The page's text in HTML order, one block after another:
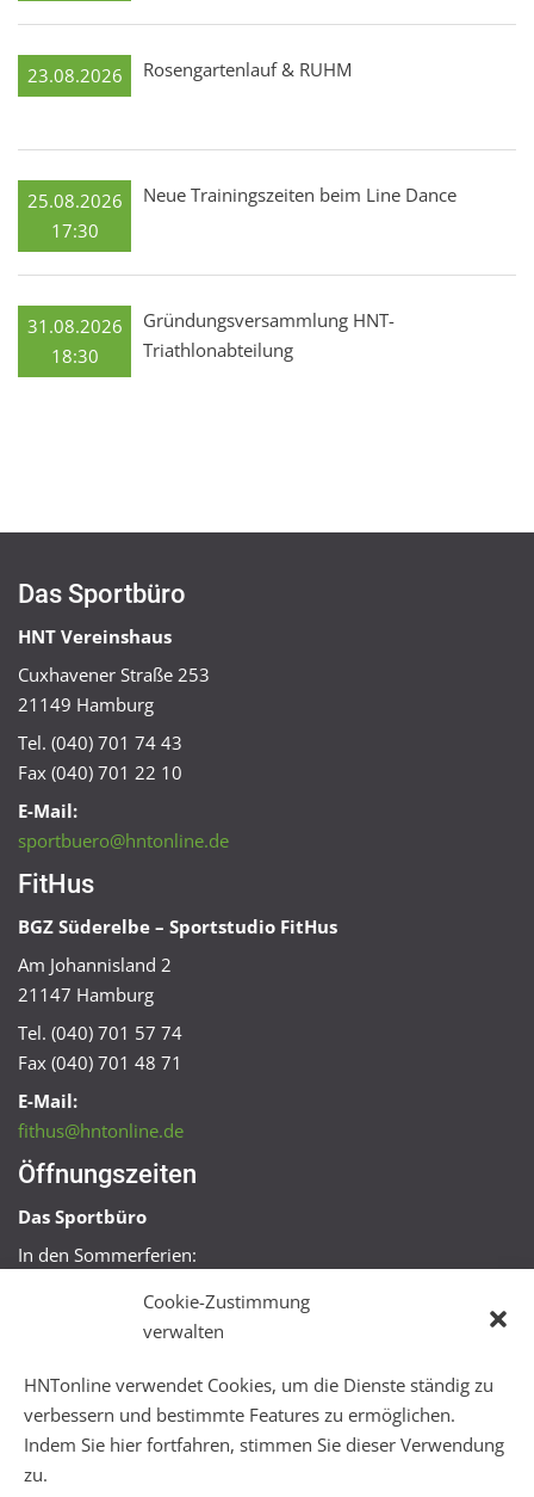
Cookie-Zustimmung
verwalten
HNTonline verwendet Cookies, um die Dienste ständig zu
verbessern und bestimmte Features zu ermöglichen.
Indem Sie hier fortfahren, stimmen Sie dieser Verwendung
zu.
23.08.2026 Rosengartenlauf & RUHM
25.08.2026
17:30
Neue Trainingszeiten beim Line Dance
31.08.2026
18:30
Gründungsversammlung HNT-
Triathlonabteilung
Das Sportbüro
HNT Vereinshaus
Cuxhavener Straße 253
21149 Hamburg
Tel. (040) 701 74 43
Fax (040) 701 22 10
E-Mail:
sportbuero@hntonline.de
FitHus
BGZ Süderelbe – Sportstudio FitHus
Am Johannisland 2
21147 Hamburg
Tel. (040) 701 57 74
Fax (040) 701 48 71
E-Mail:
fithus@hntonline.de
Öffnungszeiten
Das Sportbüro
In den Sommerferien:
Mo + Mi 16:00 – 18:00 Uhr
Mo – Fr 08:00 – 22:00 Uhr
Sa + So 10:00 – 18:00 Uhr